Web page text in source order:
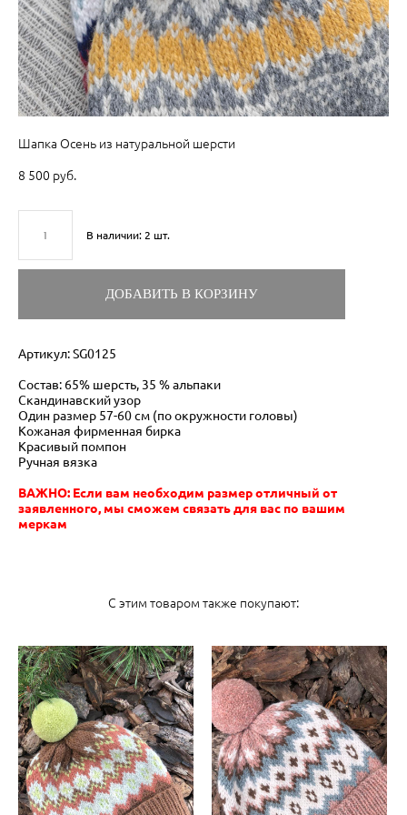
Шапка Осень из натуральной шерсти
8 500 pуб.
В наличии: 2 шт.
ДОБАВИТЬ В КОРЗИНУ
Артикул: SG0125
Состав: 65% шерсть, 35 % альпаки
Скандинавский узор
Один размер 57-60 см (по окружности головы)
Кожаная фирменная бирка
Красивый помпон
Ручная вязка
ВАЖНО: Если вам необходим размер отличный от
заявленного, мы сможем связать для вас по вашим
меркам
С этим товаром также покупают: